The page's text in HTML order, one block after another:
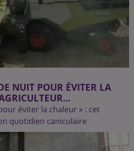
NUIT POUR ÉVITER LA
éviter la chaleur » : cet
quotidien caniculaire